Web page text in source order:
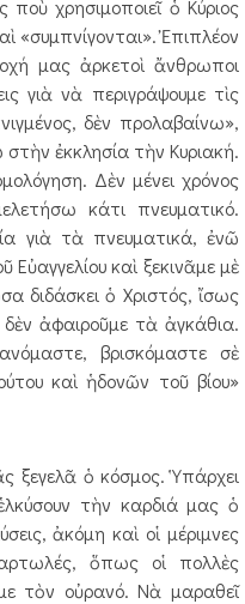
ποὺ χρησιμοποιεῖ ὁ Κύριος
«συμπνίγονται». Ἐπιπλέον
μας ἀρκετοὶ ἄνθρωποι
γιὰ νὰ περιγράψουμε τὶς
δὲν προλαβαίνω»,
ἐκκλησία τὴν Κυριακή.
Δὲν μένει χρόνος
κάτι πνευματικό.
γιὰ τὰ πνευματικά, ἐνῶ
καὶ ξεκινᾶμε μὲ
διδάσκει ὁ Χριστός, ἴσως
ἀφαιροῦμε τὰ ἀγκάθια.
βρισκόμαστε σὲ
καὶ ἡδονῶν τοῦ βίου»
ξεγελᾶ ὁ κόσμος. Ὑπάρχει
τὴν καρδιά μας ὁ
ἀκόμη καὶ οἱ μέριμνες
ὅπως οἱ πολλὲς
τὸν οὐρανό. Νὰ μαραθεῖ